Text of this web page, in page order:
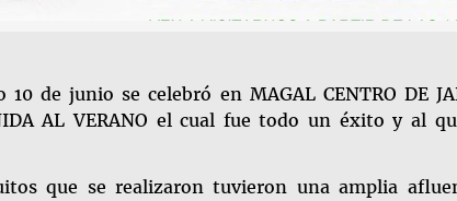
10 de junio se celebró en MAGAL CENTRO DE
AL VERANO el cual fue todo un éxito y al
que se realizaron tuvieron una amplia